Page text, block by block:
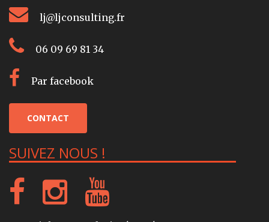
lj@ljconsulting.fr
06 09 69 81 34
Par facebook
CONTACT
SUIVEZ NOUS !